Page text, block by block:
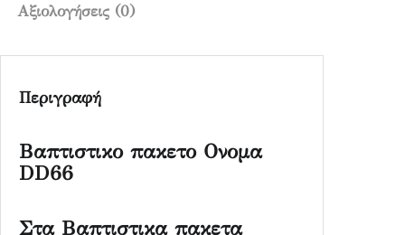
6
Αξιολογήσεις (0)
Περιγραφή
Βαπτιστικο πακετο Ονομα
DD66
Στα Βαπτιστικα πακετα